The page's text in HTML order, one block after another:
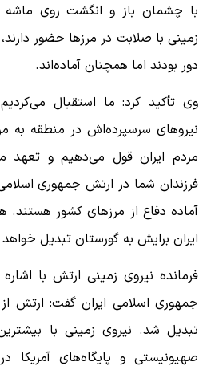
با چشمان باز و انگشت روی ماشه
دور بودند اما همچنان آماده‌اند.
وی تأکید کرد: ما استقبال
نیروهای سرسپرده‌اش در منطقه به
مردم ایران قول می‌دهیم و تعهد
فرزندان شما در ارتش جمهوری
آماده دفاع از مرزهای کشور
ایران برایش به گورستان تبدیل
فرمانده نیروی زمینی ارتش با
جمهوری اسلامی ایران گفت: ارتش
تبدیل شد. نیروی زمینی با
صهیونیستی و پایگاه‌های آمریکا